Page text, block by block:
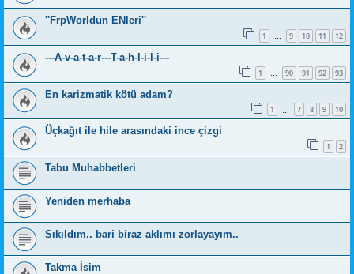
''FrpWorldun ENleri''
1 … 9 10 11 12
---A-v-a-t-a-r---T-a-h-l-i-l-i---
1 … 90 91 92 93
En karizmatik kötü adam?
1 7 8 9 10
Üçkağıt ile hile arasındaki ince çizgi
1 2
Tabu Muhabbetleri
Yeniden merhaba
Sıkıldım.. bari biraz aklımı zorlayayım..
Takma İsim